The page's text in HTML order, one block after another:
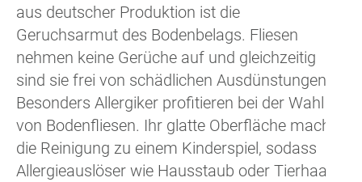
aus deutscher Produktion ist die
Geruchsarmut des Bodenbelags. Fliesen
nehmen keine Gerüche auf und gleichzeitig
sind sie frei von schädlichen Ausdünstungen.
Besonders Allergiker profitieren bei der Wahl
von Bodenfliesen. Ihr glatte Oberfläche macht
die Reinigung zu einem Kinderspiel, sodass
Allergieauslöser wie Hausstaub oder Tierhaare